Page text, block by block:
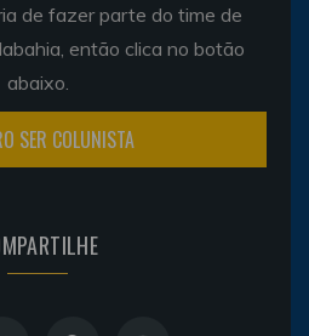
de fazer parte do time de
então clica no botão
abaixo.
SER COLUNISTA